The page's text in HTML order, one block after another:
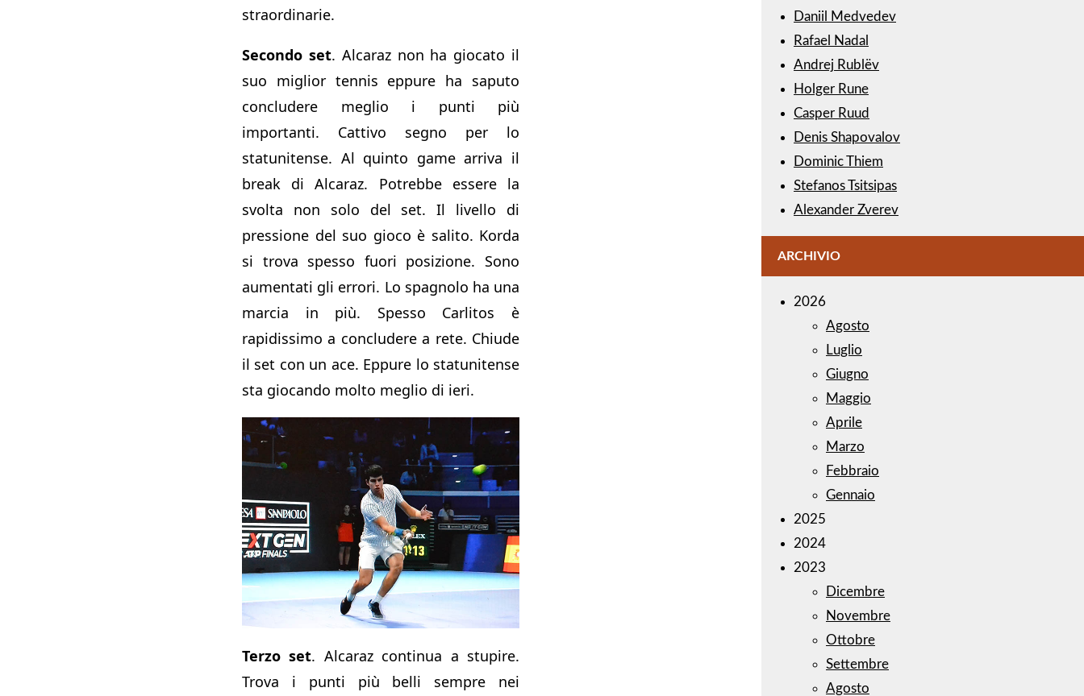
straordinarie.
Secondo set. Alcaraz non ha giocato il
suo miglior tennis eppure ha saputo
concludere meglio i punti più
importanti. Cattivo segno per lo
statunitense. Al quinto game arriva il
break di Alcaraz. Potrebbe essere la
svolta non solo del set. Il livello di
pressione del suo gioco è salito. Korda
si trova spesso fuori posizione. Sono
aumentati gli errori. Lo spagnolo ha una
marcia in più. Spesso Carlitos è
rapidissimo a concludere a rete. Chiude
il set con un ace. Eppure lo statunitense
sta giocando molto meglio di ieri.
Terzo set. Alcaraz continua a stupire.
Trova i punti più belli sempre nei
Daniil Medvedev
Rafael Nadal
Andrej Rublëv
Holger Rune
Casper Ruud
Denis Shapovalov
Dominic Thiem
Stefanos Tsitsipas
Alexander Zverev
ARCHIVIO
2026
Agosto
Luglio
Giugno
Maggio
Aprile
Marzo
Febbraio
Gennaio
2025
2024
2023
Dicembre
Novembre
Ottobre
Settembre
Agosto